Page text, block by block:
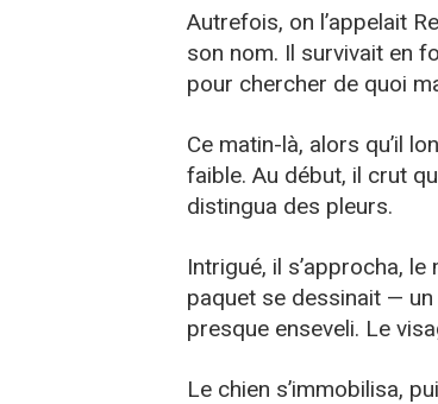
Autrefois, on l’appelait
son nom. Il survivait en
pour chercher de quoi
Ce matin-là, alors qu’il
faible. Au début, il crut
distingua des pleurs.
Intrigué, il s’approcha,
paquet se dessinait — un
presque enseveli. Le
Le chien s’immobilisa,